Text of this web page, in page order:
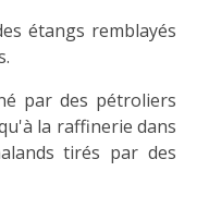
étangs remblayés
par des pétroliers
la raffinerie dans
tirés par des